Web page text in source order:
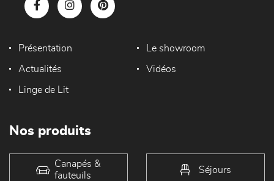
Présentation Le showroom
Actualités Vidéos
Linge de Lit
Nos produits
Canapés &
fauteuils
Séjours